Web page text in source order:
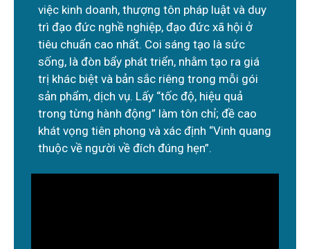
việc kinh doanh, thượng tôn pháp luật và duy
trì đạo đức nghề nghiệp, đạo đức xã hội ở
tiêu chuẩn cao nhất. Coi sáng tạo là sức
sống, là đòn bẩy phát triển, nhằm tạo ra giá
trị khác biệt và bản sắc riêng trong mỗi gói
sản phẩm, dịch vụ. Lấy “tốc độ, hiệu quả
trong từng hành động” làm tôn chỉ; đề cao
khát vọng tiên phong và xác định “Vinh quang
thuộc về người về đích đúng hẹn”.